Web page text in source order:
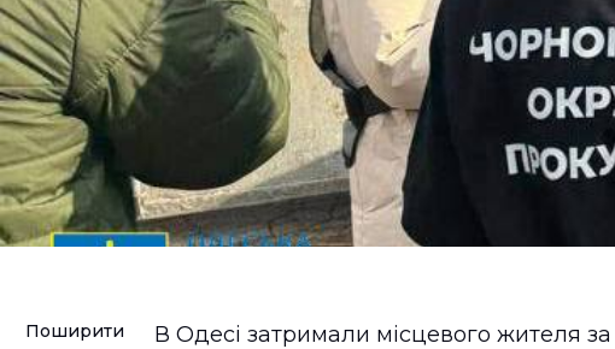
Поширити
В Одесі затримали місцевого жителя